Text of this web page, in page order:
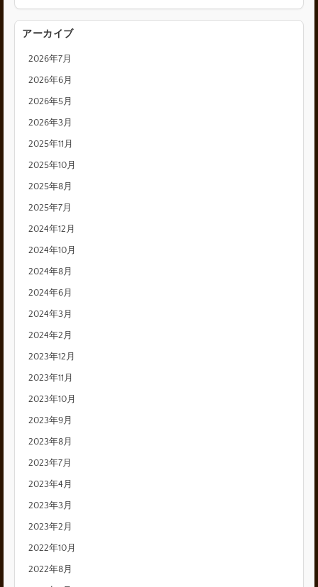
アーカイブ
2026年7月
2026年6月
2026年5月
2026年3月
2025年11月
2025年10月
2025年8月
2025年7月
2024年12月
2024年10月
2024年8月
2024年6月
2024年3月
2024年2月
2023年12月
2023年11月
2023年10月
2023年9月
2023年8月
2023年7月
2023年4月
2023年3月
2023年2月
2022年10月
2022年8月